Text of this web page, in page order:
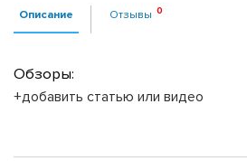
Описание Отзывы
Обзоры:
+добавить статью или видео